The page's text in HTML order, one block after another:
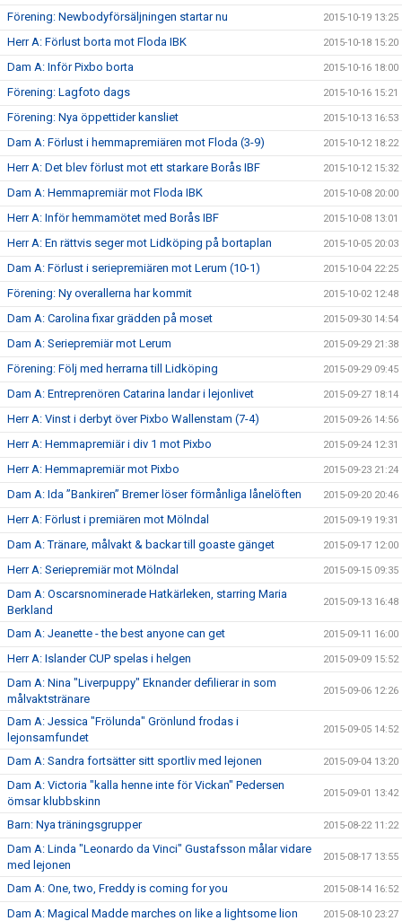
Förening: Newbodyförsäljningen startar nu 2015-10-19 13:25
Herr A: Förlust borta mot Floda IBK 2015-10-18 15:20
Dam A: Inför Pixbo borta 2015-10-16 18:00
Förening: Lagfoto dags 2015-10-16 15:21
Förening: Nya öppettider kansliet 2015-10-13 16:53
Dam A: Förlust i hemmapremiären mot Floda (3-9) 2015-10-12 18:22
Herr A: Det blev förlust mot ett starkare Borås IBF 2015-10-12 15:32
Dam A: Hemmapremiär mot Floda IBK 2015-10-08 20:00
Herr A: Inför hemmamötet med Borås IBF 2015-10-08 13:01
Herr A: En rättvis seger mot Lidköping på bortaplan 2015-10-05 20:03
Dam A: Förlust i seriepremiären mot Lerum (10-1) 2015-10-04 22:25
Förening: Ny overallerna har kommit 2015-10-02 12:48
Dam A: Carolina fixar grädden på moset 2015-09-30 14:54
Dam A: Seriepremiär mot Lerum 2015-09-29 21:38
Förening: Följ med herrarna till Lidköping 2015-09-29 09:45
Dam A: Entreprenören Catarina landar i lejonlivet 2015-09-27 18:14
Herr A: Vinst i derbyt över Pixbo Wallenstam (7-4) 2015-09-26 14:56
Herr A: Hemmapremiär i div 1 mot Pixbo 2015-09-24 12:31
Herr A: Hemmapremiär mot Pixbo 2015-09-23 21:24
Dam A: Ida ”Bankiren” Bremer löser förmånliga lånelöften 2015-09-20 20:46
Herr A: Förlust i premiären mot Mölndal 2015-09-19 19:31
Dam A: Tränare, målvakt & backar till goaste gänget 2015-09-17 12:00
Herr A: Seriepremiär mot Mölndal 2015-09-15 09:35
Dam A: Oscarsnominerade Hatkärleken, starring Maria
Berkland
2015-09-13 16:48
Dam A: Jeanette - the best anyone can get 2015-09-11 16:00
Herr A: Islander CUP spelas i helgen 2015-09-09 15:52
Dam A: Nina "Liverpuppy" Eknander defilierar in som
målvaktstränare
2015-09-06 12:26
Dam A: Jessica "Frölunda" Grönlund frodas i
lejonsamfundet
2015-09-05 14:52
Dam A: Sandra fortsätter sitt sportliv med lejonen 2015-09-04 13:20
Dam A: Victoria "kalla henne inte för Vickan" Pedersen
ömsar klubbskinn
2015-09-01 13:42
Barn: Nya träningsgrupper 2015-08-22 11:22
Dam A: Linda "Leonardo da Vinci" Gustafsson målar vidare
med lejonen
2015-08-17 13:55
Dam A: One, two, Freddy is coming for you 2015-08-14 16:52
Dam A: Magical Madde marches on like a lightsome lion 2015-08-10 23:27